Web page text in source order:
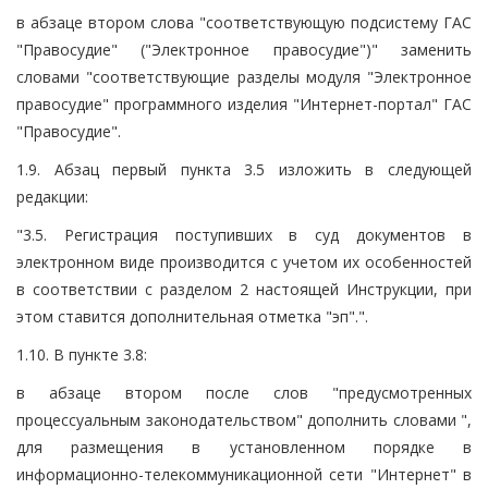
в абзаце втором слова "соответствующую подсистему ГАС
"Правосудие" ("Электронное правосудие")" заменить
словами "соответствующие разделы модуля "Электронное
правосудие" программного изделия "Интернет-портал" ГАС
"Правосудие".
1.9. Абзац первый пункта 3.5 изложить в следующей
редакции:
"3.5. Регистрация поступивших в суд документов в
электронном виде производится с учетом их особенностей
в соответствии с разделом 2 настоящей Инструкции, при
этом ставится дополнительная отметка "эп".".
1.10. В пункте 3.8:
в абзаце втором после слов "предусмотренных
процессуальным законодательством" дополнить словами ",
для размещения в установленном порядке в
информационно-телекоммуникационной сети "Интернет" в